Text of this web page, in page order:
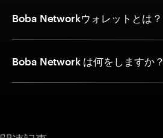
Boba Networkウォレットとは？
Boba Network は何をしますか？